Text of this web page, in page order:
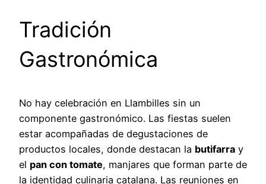
Tradición
Gastronómica
No hay celebración en Llambilles sin un
componente gastronómico. Las fiestas suelen
estar acompañadas de degustaciones de
productos locales, donde destacan la butifarra y
el pan con tomate, manjares que forman parte de
la identidad culinaria catalana. Las reuniones en